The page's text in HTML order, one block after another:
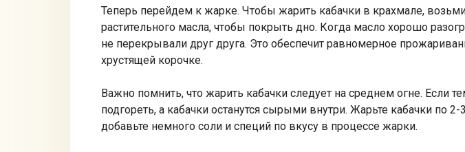
Теперь перейдем к жарке. Чтобы жарить кабачки в крахмале,
растительного масла, чтобы покрыть дно. Когда масло хорошо
не перекрывали друг друга. Это обеспечит равномерное
хрустящей корочке.
Важно помнить, что жарить кабачки следует на среднем огне.
подгореть, а кабачки останутся сырыми внутри. Жарьте кабачки
добавьте немного соли и специй по вкусу в процессе жарки.